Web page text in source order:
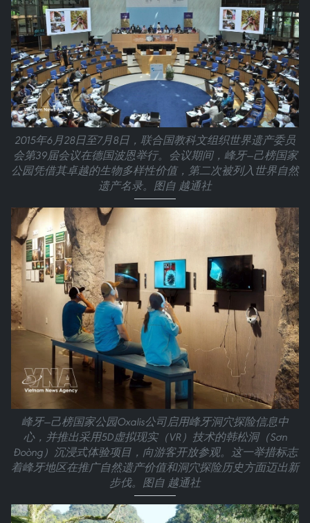
2015年6月28日至7月8日，联合国教科文组织世界遗产委员
会第39届会议在德国波恩举行。会议期间，峰牙—己榜国家
公园凭借其卓越的生物多样性价值，第二次被列入世界自然
遗产名录。图自 越通社
峰牙—己榜国家公园Oxalis公司启用峰牙洞穴探险信息中
心，并推出采用5D虚拟现实（VR）技术的韩松洞（Sơn
Đoòng）沉浸式体验项目，向游客开放参观。这一举措标志
着峰牙地区在推广自然遗产价值和洞穴探险历史方面迈出新
步伐。图自 越通社